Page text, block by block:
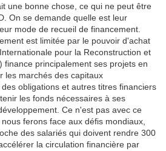
une bonne chose, ce qui ne peut être
On se demande quelle est leur
mode de recueil de financement.
est limitée par le pouvoir d'achat
pour la Reconstruction et
finance principalement ses projets en
les marchés des capitaux
obligations et autres titres financiers
les fonds nécessaires à ses
Ce n'est pas avec ce
ferons face aux défis mondiaux,
des salariés qui doivent rendre 300
la circulation financière par